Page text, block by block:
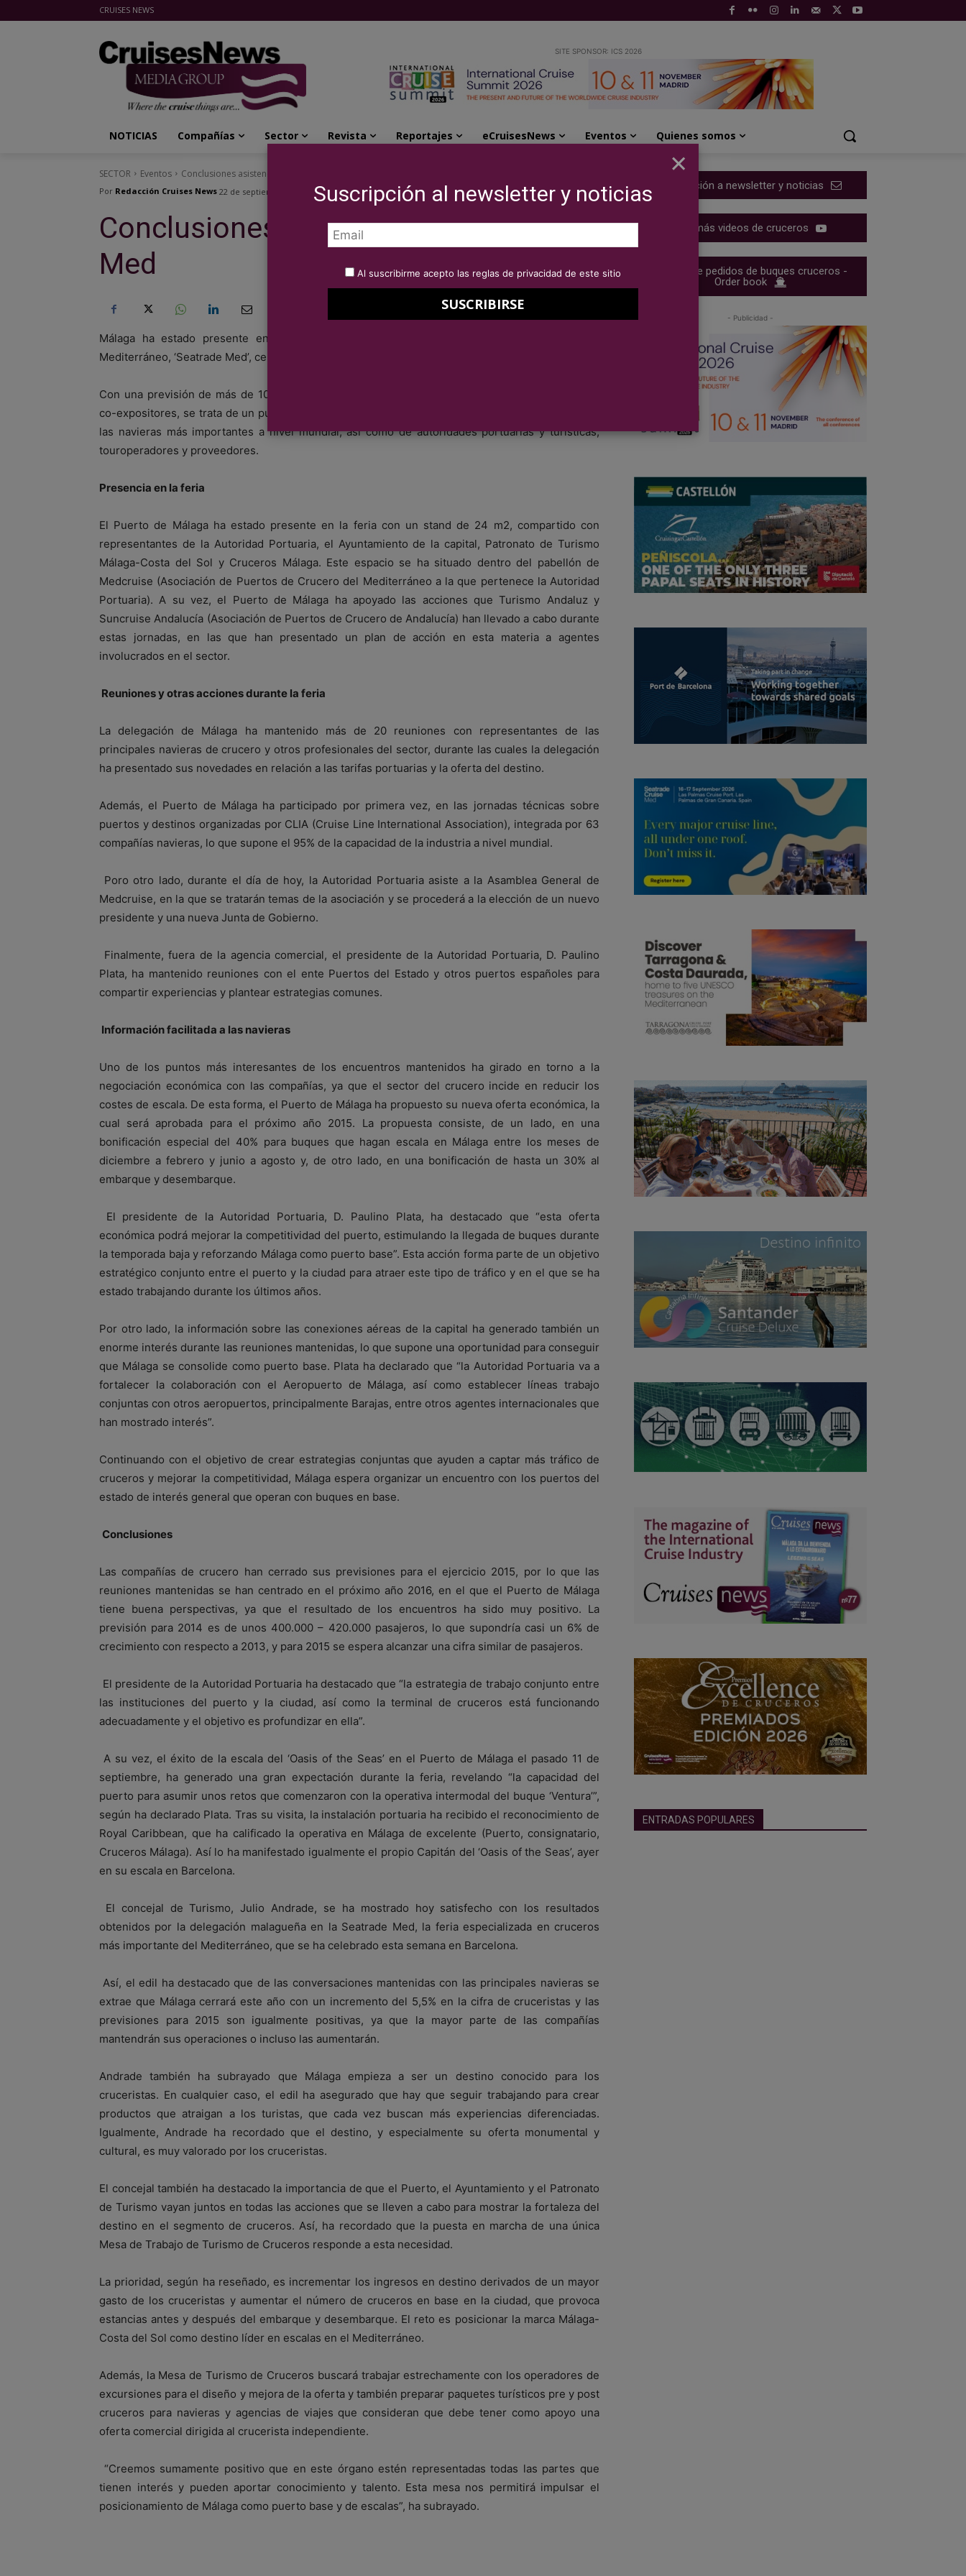
CRUISES NEWS
SITE SPONSOR: ICS 2026
NOTICIAS Compañías Sector Revista Reportajes eCruisesNews Eventos Quienes somos
SECTOR Eventos Conclusiones asistencia Seatrade Med
Por Redacción Cruises News 22 de septiembre de 2014
Conclusiones asistencia Seatrade
Med
Málaga ha estado presente en la feria bienal de referencia del sector del crucero en el
Mediterráneo, ‘Seatrade Med’, celebrada en Barcelona entre los días 16 y 18 de septiembre.
Con una previsión de más de 10.000 visitas y unas 400 empresas inscritas como expositores y
co-expositores, se trata de un punto de encuentro profesional en el que destaca la asistencia de
las navieras más importantes a nivel mundial, así como de autoridades portuarias y turísticas,
touroperadores y proveedores.
Presencia en la feria
El Puerto de Málaga ha estado presente en la feria con un stand de 24 m2, compartido con
representantes de la Autoridad Portuaria, el Ayuntamiento de la capital, Patronato de Turismo
Málaga-Costa del Sol y Cruceros Málaga. Este espacio se ha situado dentro del pabellón de
Medcruise (Asociación de Puertos de Crucero del Mediterráneo a la que pertenece la Autoridad
Portuaria). A su vez, el Puerto de Málaga ha apoyado las acciones que Turismo Andaluz y
Suncruise Andalucía (Asociación de Puertos de Crucero de Andalucía) han llevado a cabo durante
estas jornadas, en las que han presentado un plan de acción en esta materia a agentes
involucrados en el sector.
Reuniones y otras acciones durante la feria
La delegación de Málaga ha mantenido más de 20 reuniones con representantes de las
principales navieras de crucero y otros profesionales del sector, durante las cuales la delegación
ha presentado sus novedades en relación a las tarifas portuarias y la oferta del destino.
Además, el Puerto de Málaga ha participado por primera vez, en las jornadas técnicas sobre
puertos y destinos organizadas por CLIA (Cruise Line International Association), integrada por 63
compañías navieras, lo que supone el 95% de la capacidad de la industria a nivel mundial.
Poro otro lado, durante el día de hoy, la Autoridad Portuaria asiste a la Asamblea General de
Medcruise, en la que se tratarán temas de la asociación y se procederá a la elección de un nuevo
presidente y una nueva Junta de Gobierno.
Finalmente, fuera de la agencia comercial, el presidente de la Autoridad Portuaria, D. Paulino
Plata, ha mantenido reuniones con el ente Puertos del Estado y otros puertos españoles para
compartir experiencias y plantear estrategias comunes.
Información facilitada a las navieras
Uno de los puntos más interesantes de los encuentros mantenidos ha girado en torno a la
negociación económica con las compañías, ya que el sector del crucero incide en reducir los
costes de escala. De esta forma, el Puerto de Málaga ha propuesto su nueva oferta económica, la
cual será aprobada para el próximo año 2015. La propuesta consiste, de un lado, en una
bonificación especial del 40% para buques que hagan escala en Málaga entre los meses de
diciembre a febrero y junio a agosto y, de otro lado, en una bonificación de hasta un 30% al
embarque y desembarque.
El presidente de la Autoridad Portuaria, D. Paulino Plata, ha destacado que “esta oferta
económica podrá mejorar la competitividad del puerto, estimulando la llegada de buques durante
la temporada baja y reforzando Málaga como puerto base”. Esta acción forma parte de un objetivo
estratégico conjunto entre el puerto y la ciudad para atraer este tipo de tráfico y en el que se ha
estado trabajando durante los últimos años.
Por otro lado, la información sobre las conexiones aéreas de la capital ha generado también un
enorme interés durante las reuniones mantenidas, lo que supone una oportunidad para conseguir
que Málaga se consolide como puerto base. Plata ha declarado que “la Autoridad Portuaria va a
fortalecer la colaboración con el Aeropuerto de Málaga, así como establecer líneas trabajo
conjuntas con otros aeropuertos, principalmente Barajas, entre otros agentes internacionales que
han mostrado interés”.
Continuando con el objetivo de crear estrategias conjuntas que ayuden a captar más tráfico de
cruceros y mejorar la competitividad, Málaga espera organizar un encuentro con los puertos del
estado de interés general que operan con buques en base.
Conclusiones
Las compañías de crucero han cerrado sus previsiones para el ejercicio 2015, por lo que las
reuniones mantenidas se han centrado en el próximo año 2016, en el que el Puerto de Málaga
tiene buena perspectivas, ya que el resultado de los encuentros ha sido muy positivo. La
previsión para 2014 es de unos 400.000 – 420.000 pasajeros, lo que supondría casi un 6% de
crecimiento con respecto a 2013, y para 2015 se espera alcanzar una cifra similar de pasajeros.
El presidente de la Autoridad Portuaria ha destacado que “la estrategia de trabajo conjunto entre
las instituciones del puerto y la ciudad, así como la terminal de cruceros está funcionando
adecuadamente y el objetivo es profundizar en ella”.
A su vez, el éxito de la escala del ‘Oasis of the Seas’ en el Puerto de Málaga el pasado 11 de
septiembre, ha generado una gran expectación durante la feria, revelando “la capacidad del
puerto para asumir unos retos que comenzaron con la operativa intermodal del buque ‘Ventura’”,
según ha declarado Plata. Tras su visita, la instalación portuaria ha recibido el reconocimiento de
Royal Caribbean, que ha calificado la operativa en Málaga de excelente (Puerto, consignatario,
Cruceros Málaga). Así lo ha manifestado igualmente el propio Capitán del ‘Oasis of the Seas’, ayer
en su escala en Barcelona.
El concejal de Turismo, Julio Andrade, se ha mostrado hoy satisfecho con los resultados
obtenidos por la delegación malagueña en la Seatrade Med, la feria especializada en cruceros
más importante del Mediterráneo, que se ha celebrado esta semana en Barcelona.
Así, el edil ha destacado que de las conversaciones mantenidas con las principales navieras se
extrae que Málaga cerrará este año con un incremento del 5,5% en la cifra de cruceristas y las
previsiones para 2015 son igualmente positivas, ya que la mayor parte de las compañías
mantendrán sus operaciones o incluso las aumentarán.
Andrade también ha subrayado que Málaga empieza a ser un destino conocido para los
cruceristas. En cualquier caso, el edil ha asegurado que hay que seguir trabajando para crear
productos que atraigan a los turistas, que cada vez buscan más experiencias diferenciadas.
Igualmente, Andrade ha recordado que el destino, y especialmente su oferta monumental y
cultural, es muy valorado por los cruceristas.
El concejal también ha destacado la importancia de que el Puerto, el Ayuntamiento y el Patronato
de Turismo vayan juntos en todas las acciones que se lleven a cabo para mostrar la fortaleza del
destino en el segmento de cruceros. Así, ha recordado que la puesta en marcha de una única
Mesa de Trabajo de Turismo de Cruceros responde a esta necesidad.
La prioridad, según ha reseñado, es incrementar los ingresos en destino derivados de un mayor
gasto de los cruceristas y aumentar el número de cruceros en base en la ciudad, que provoca
estancias antes y después del embarque y desembarque. El reto es posicionar la marca Málaga-
Costa del Sol como destino líder en escalas en el Mediterráneo.
Además, la Mesa de Turismo de Cruceros buscará trabajar estrechamente con los operadores de
excursiones para el diseño y mejora de la oferta y también preparar paquetes turísticos pre y post
cruceros para navieras y agencias de viajes que consideran que debe tener como apoyo una
oferta comercial dirigida al crucerista independiente.
“Creemos sumamente positivo que en este órgano estén representadas todas las partes que
tienen interés y pueden aportar conocimiento y talento. Esta mesa nos permitirá impulsar el
posicionamiento de Málaga como puerto base y de escalas”, ha subrayado.
Suscripción a newsletter y noticias
Ver más videos de cruceros
Cartera de pedidos de buques cruceros -
Order book
- Publicidad -
ENTRADAS POPULARES
×
Suscripción al newsletter y noticias
Al suscribirme acepto las reglas de privacidad de este sitio